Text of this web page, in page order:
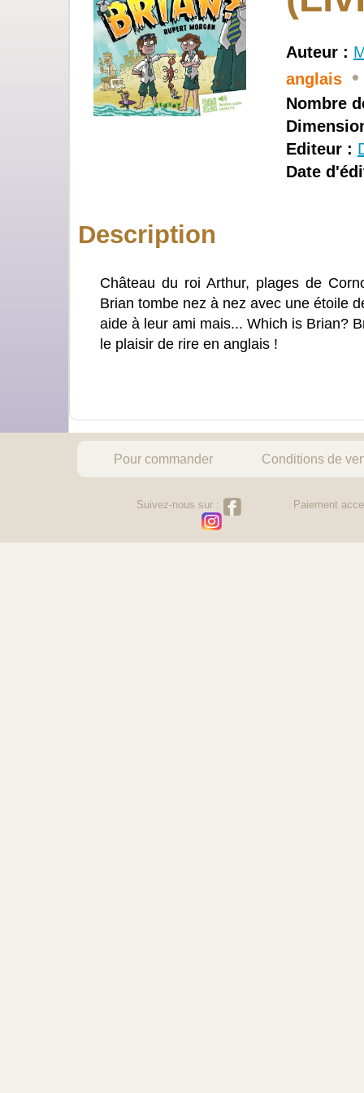
Auteur :
anglais •
Nombre
Editeur :
Date
Description
Château du roi Arthur, plages de
Brian tombe nez à nez avec une étoile
aide à leur ami mais... Which is Brian?
le plaisir de rire en anglais !
Pour commander Conditions de
Suivez-nous sur : Paiement